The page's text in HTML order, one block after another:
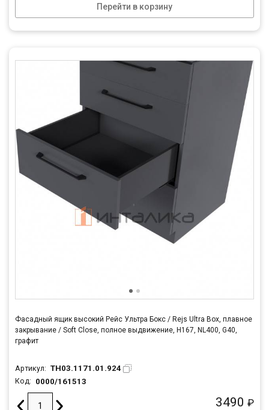
Перейти в корзину
Фасадный ящик высокий Рейс Ультра Бокс / Rejs Ultra Box, плавное
закрывание / Soft Close, полное выдвижение, H167, NL400, G40,
графит
Артикул: TH03.1171.01.924
Код: 0000/161513
3490 ₽